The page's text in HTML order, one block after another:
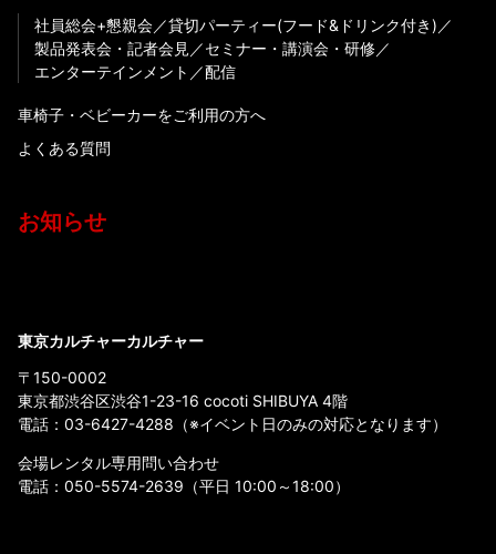
社員総会+懇親会
貸切パーティー(フード&ドリンク付き)
製品発表会・記者会見
セミナー・講演会・研修
エンターテインメント
配信
車椅子・ベビーカーをご利用の方へ
よくある質問
お知らせ
東京カルチャーカルチャー
〒150-0002
東京都渋谷区渋谷1-23-16 cocoti SHIBUYA 4階
電話： 03-6427-4288 （※イベント日のみの対応となります）
会場レンタル専用問い合わせ
電話： 050-5574-2639 （平日 10:00～18:00）